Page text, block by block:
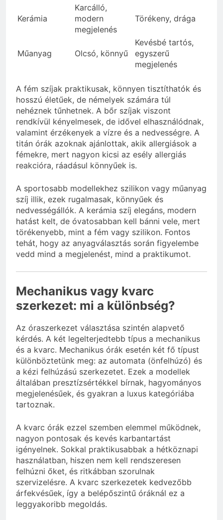
Kerámia
Karcálló,
modern
megjelenés
Törékeny, drága
Műanyag Olcsó, könnyű
Kevésbé tartós,
egyszerű
megjelenés
A fém szíjak praktikusak, könnyen tisztíthatók és
hosszú életűek, de némelyek számára túl
nehéznek tűnhetnek. A bőr szíjak viszont
rendkívül kényelmesek, de idővel elhasználódnak,
valamint érzékenyek a vízre és a nedvességre. A
titán órák azoknak ajánlottak, akik allergiások a
fémekre, mert nagyon kicsi az esély allergiás
reakcióra, ráadásul könnyűek is.
A sportosabb modellekhez szilikon vagy műanyag
szíj illik, ezek rugalmasak, könnyűek és
nedvességállók. A kerámia szíj elegáns, modern
hatást kelt, de óvatosabban kell bánni vele, mert
törékenyebb, mint a fém vagy szilikon. Fontos
tehát, hogy az anyagválasztás során figyelembe
vedd mind a megjelenést, mind a praktikumot.
Mechanikus vagy kvarc
szerkezet: mi a különbség?
Az óraszerkezet választása szintén alapvető
kérdés. A két legelterjedtebb típus a mechanikus
és a kvarc. Mechanikus órák esetén két fő típust
különböztetünk meg: az automata (önfelhúzó) és
a kézi felhúzású szerkezetet. Ezek a modellek
általában presztízsértékkel bírnak, hagyományos
megjelenésűek, és gyakran a luxus kategóriába
tartoznak.
A kvarc órák ezzel szemben elemmel működnek,
nagyon pontosak és kevés karbantartást
igényelnek. Sokkal praktikusabbak a hétköznapi
használatban, hiszen nem kell rendszeresen
felhúzni őket, és ritkábban szorulnak
szervizelésre. A kvarc szerkezetek kedvezőbb
árfekvésűek, így a belépőszintű óráknál ez a
leggyakoribb megoldás.